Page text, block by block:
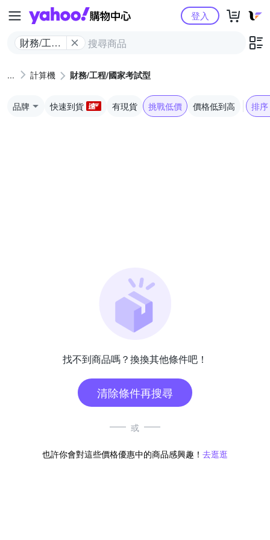
Yahoo購物中心
財務/工程/
型
登入
計算機 財務/工程/國家考試型
品牌 快速到貨 有現貨 挑戰低價 價格低到高 排序
找不到商品嗎？換換其他條件吧！
清除條件再搜尋
或
也許你會對這些價格優惠中的商品感興趣！ 去逛逛